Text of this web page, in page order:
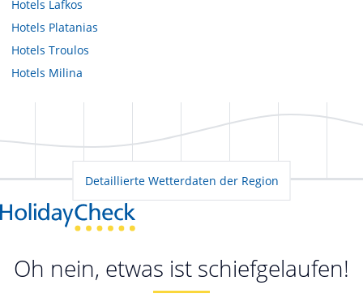
Hotels Lafkos
Hotels Platanias
Hotels Troulos
Hotels Milina
Detaillierte Wetterdaten der Region
Oh nein, etwas ist schiefgelaufen!